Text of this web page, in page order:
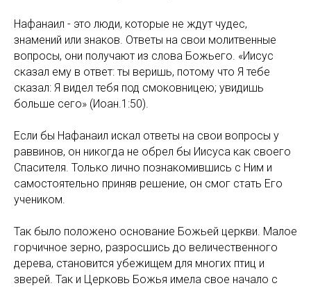
Нафанаил - это люди, которые не ждут чудес,
знамений или знаков. Ответы на свои молитвенные
вопросы, они получают из слова Божьего. «Иисус
сказал ему в ответ: ты веришь, потому что Я тебе
сказал: Я видел тебя под смоковницею; увидишь
больше сего» (Иоан.1:50).
Если бы Нафанаил искал ответы на свои вопросы у
раввинов, он никогда не обрел бы Иисуса как своего
Спасителя. Только лично познакомившись с Ним и
самостоятельно приняв решение, он смог стать Его
учеником.
Так было положено основание Божьей церкви. Малое
горчичное зерно, разросшись до величественного
дерева, становится убежищем для многих птиц и
зверей. Так и Церковь Божья имела свое начало с